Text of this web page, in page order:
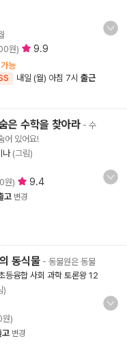
원) 9.9
능
내일 (월) 아침 7시 출근
은 수학을 찾아라 - 수
어 있어요!
나(그림)
원) 9.4
고 변경
동식물 - 동물원은 동물
등융합 사회 과학 토론왕 12
)
)
고 변경